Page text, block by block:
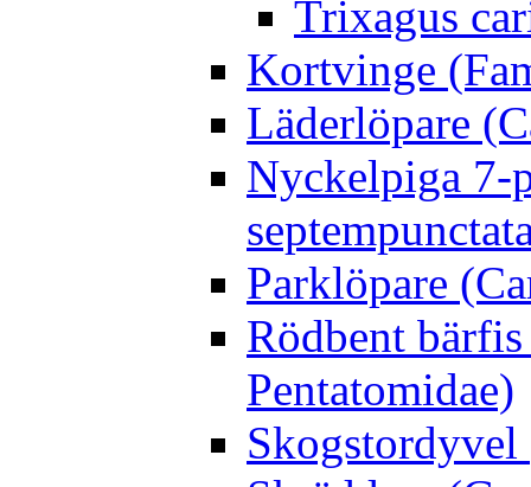
Trixagus
Kortvinge
Läderlöpare
Nyckelpiga 7-
Parklöpare
Rödbent
Pentatomidae)
Skogstordyvel